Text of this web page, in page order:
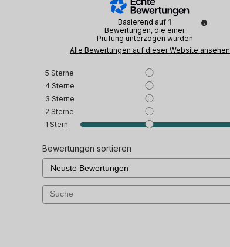
Basierend auf 1
Bewertungen, die einer
Prüfung unterzogen wurden
Alle Bewertungen auf dieser Website ansehen
5 Sterne
4 Sterne
3 Sterne
2 Sterne
1 Stern
Bewertungen sortieren